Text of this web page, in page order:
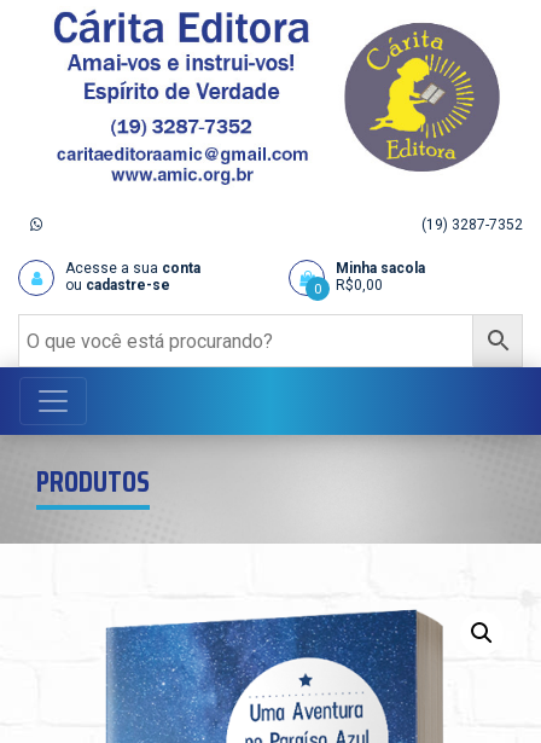
(19) 3287-7352
Acesse a sua conta
ou cadastre-se 0
Minha sacola
R$0,00
PRODUTOS